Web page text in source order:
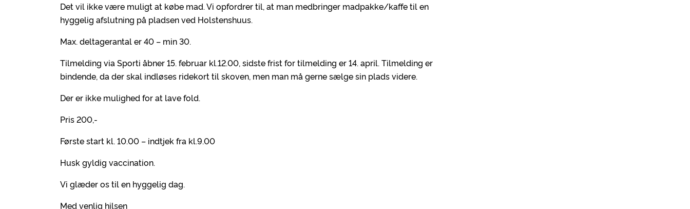
Det vil ikke være muligt at købe mad. Vi opfordrer til, at man medbringer madpakke/kaffe til en
hyggelig afslutning på pladsen ved Holstenshuus.
Max. deltagerantal er 40 – min 30.
Tilmelding via Sporti åbner 15. februar kl.12.00, sidste frist for tilmelding er 14. april. Tilmelding er
bindende, da der skal indløses ridekort til skoven, men man må gerne sælge sin plads videre.
Der er ikke mulighed for at lave fold.
Pris 200,-
Første start kl. 10.00 – indtjek fra kl.9.00
Husk gyldig vaccination.
Vi glæder os til en hyggelig dag.
Med venlig hilsen